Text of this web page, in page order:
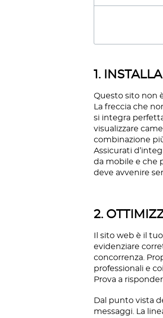
1.
Questo sito non
La freccia che
si integra
visualizzare
combinazione
Assicurati
da mobile e che
deve avvenire
2.
Il sito web è il
evidenziare
concorrenza.
professionali e
Prova a
Dal punto vista
messaggi. La